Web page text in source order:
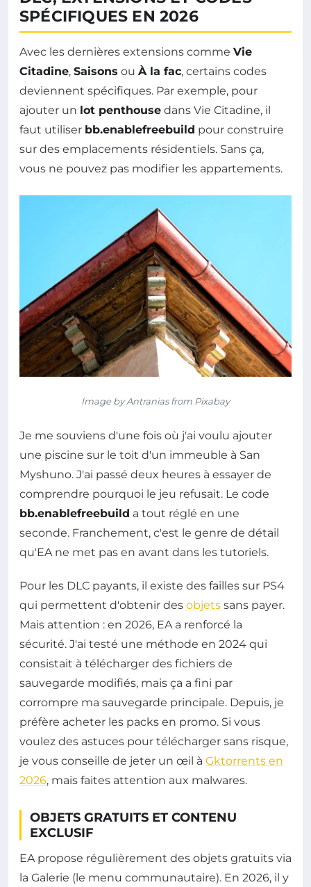
SPÉCIFIQUES EN 2026
Avec les dernières extensions comme Vie
Citadine, Saisons ou À la fac, certains codes
deviennent spécifiques. Par exemple, pour
ajouter un lot penthouse dans Vie Citadine, il
faut utiliser bb.enablefreebuild pour construire
sur des emplacements résidentiels. Sans ça,
vous ne pouvez pas modifier les appartements.
Image by Antranias from Pixabay
Je me souviens d'une fois où j'ai voulu ajouter
une piscine sur le toit d'un immeuble à San
Myshuno. J'ai passé deux heures à essayer de
comprendre pourquoi le jeu refusait. Le code
bb.enablefreebuild a tout réglé en une
seconde. Franchement, c'est le genre de détail
qu'EA ne met pas en avant dans les tutoriels.
Pour les DLC payants, il existe des failles sur PS4
qui permettent d'obtenir des objets sans payer.
Mais attention : en 2026, EA a renforcé la
sécurité. J'ai testé une méthode en 2024 qui
consistait à télécharger des fichiers de
sauvegarde modifiés, mais ça a fini par
corrompre ma sauvegarde principale. Depuis, je
préfère acheter les packs en promo. Si vous
voulez des astuces pour télécharger sans risque,
je vous conseille de jeter un œil à Gktorrents en
2026, mais faites attention aux malwares.
OBJETS GRATUITS ET CONTENU
EXCLUSIF
EA propose régulièrement des objets gratuits via
la Galerie (le menu communautaire). En 2026, il y